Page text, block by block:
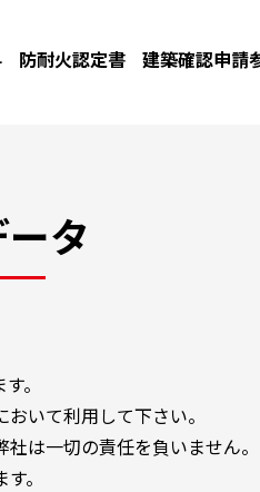
防耐火認定書 建築確認申請
タ
。
いて利用して下さい。
は一切の責任を負いません。
。